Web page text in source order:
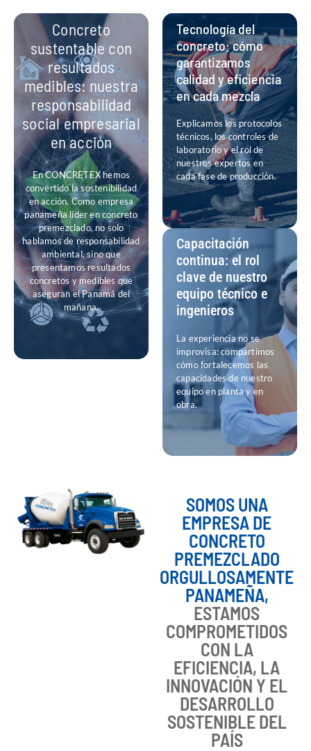
Concreto
sustentable con
resultados
medibles: nuestra
responsabilidad
social empresarial
en acción
En CONCRETEX hemos
convertido la sostenibilidad
en acción. Como empresa
panameña líder en concreto
premezclado, no solo
hablamos de responsabilidad
ambiental, sino que
presentamos resultados
concretos y medibles que
aseguran el Panamá del
mañana.
Tecnología del
concreto: cómo
garantizamos
calidad y eficiencia
en cada mezcla
Explicamos los protocolos
técnicos, los controles de
laboratorio y el rol de
nuestros expertos en
cada fase de producción.
Capacitación
continua: el rol
clave de nuestro
equipo técnico e
ingenieros
La experiencia no se
improvisa: compartimos
cómo fortalecemos las
capacidades de nuestro
equipo en planta y en
obra.
SOMOS UNA
EMPRESA DE
CONCRETO
PREMEZCLADO
ORGULLOSAMENTE
PANAMEÑA,
ESTAMOS
COMPROMETIDOS
CON LA
EFICIENCIA, LA
INNOVACIÓN Y EL
DESARROLLO
SOSTENIBLE DEL
PAÍS